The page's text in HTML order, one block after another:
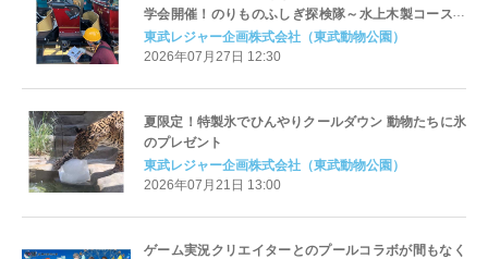
学会開催！のりものふしぎ探検隊～水上木製コースタ
ーレジーナⅡ編～
東武レジャー企画株式会社（東武動物公園）
2026年07月27日 12:30
夏限定！特製氷でひんやりクールダウン 動物たちに氷
のプレゼント
東武レジャー企画株式会社（東武動物公園）
2026年07月21日 13:00
ゲーム実況クリエイターとのプールコラボが間もなく